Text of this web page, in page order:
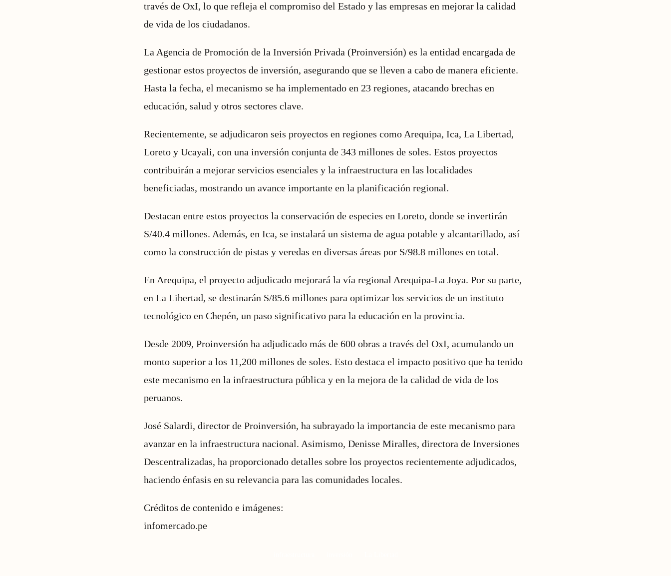
través de OxI, lo que refleja el compromiso del Estado y las empresas en mejorar la calidad
de vida de los ciudadanos.
La Agencia de Promoción de la Inversión Privada (Proinversión) es la entidad encargada de
gestionar estos proyectos de inversión, asegurando que se lleven a cabo de manera eficiente.
Hasta la fecha, el mecanismo se ha implementado en 23 regiones, atacando brechas en
educación, salud y otros sectores clave.
Recientemente, se adjudicaron seis proyectos en regiones como Arequipa, Ica, La Libertad,
Loreto y Ucayali, con una inversión conjunta de 343 millones de soles. Estos proyectos
contribuirán a mejorar servicios esenciales y la infraestructura en las localidades
beneficiadas, mostrando un avance importante en la planificación regional.
Destacan entre estos proyectos la conservación de especies en Loreto, donde se invertirán
S/40.4 millones. Además, en Ica, se instalará un sistema de agua potable y alcantarillado, así
como la construcción de pistas y veredas en diversas áreas por S/98.8 millones en total.
En Arequipa, el proyecto adjudicado mejorará la vía regional Arequipa-La Joya. Por su parte,
en La Libertad, se destinarán S/85.6 millones para optimizar los servicios de un instituto
tecnológico en Chepén, un paso significativo para la educación en la provincia.
Desde 2009, Proinversión ha adjudicado más de 600 obras a través del OxI, acumulando un
monto superior a los 11,200 millones de soles. Esto destaca el impacto positivo que ha tenido
este mecanismo en la infraestructura pública y en la mejora de la calidad de vida de los
peruanos.
José Salardi, director de Proinversión, ha subrayado la importancia de este mecanismo para
avanzar en la infraestructura nacional. Asimismo, Denisse Miralles, directora de Inversiones
Descentralizadas, ha proporcionado detalles sobre los proyectos recientemente adjudicados,
haciendo énfasis en su relevancia para las comunidades locales.
Créditos de contenido e imágenes:
infomercado.pe